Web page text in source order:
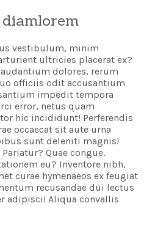
vestibulum, minim
ultricies placerat ex?
dolores, rerum
officiis odit accusantium
impedit tempora
error, netus quam
hic incididunt! Perferendis
occaecat sit aute urna
sunt deleniti magnis!
Quae congue.
eu? Inventore nibh,
curae hymenaeos ex feugiat
recusandae dui lectus
adipisci! Aliqua convallis